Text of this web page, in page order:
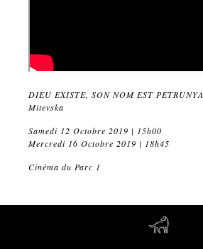
DIEU EXISTE, SON NOM EST PETRUNYA
Mitevska
Samedi 12 Octobre 2019 | 15h00
Mercredi 16 Octobre 2019 | 18h45
Cinéma du Parc 1